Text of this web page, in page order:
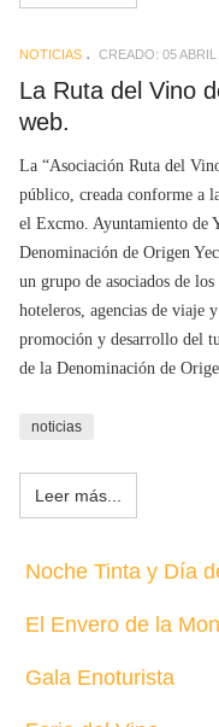
NOTICIAS CREADO: 05 ABRIL
La Ruta del Vino
web.
La “Asociación Ruta del
público, creada conforme a
el Excmo. Ayuntamiento de
Denominación de Origen
un grupo de asociados de
hoteleros, agencias de viaje
promoción y desarrollo del
de la Denominación de
noticias
Leer más...
Noche Tinta y Día
El Envero de la
Gala Enoturista